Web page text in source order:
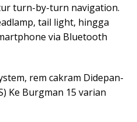
turn-by-turn navigation.
tail light, hingga
via Bluetooth
rem cakram Didepan-
Ke Burgman 15 varian